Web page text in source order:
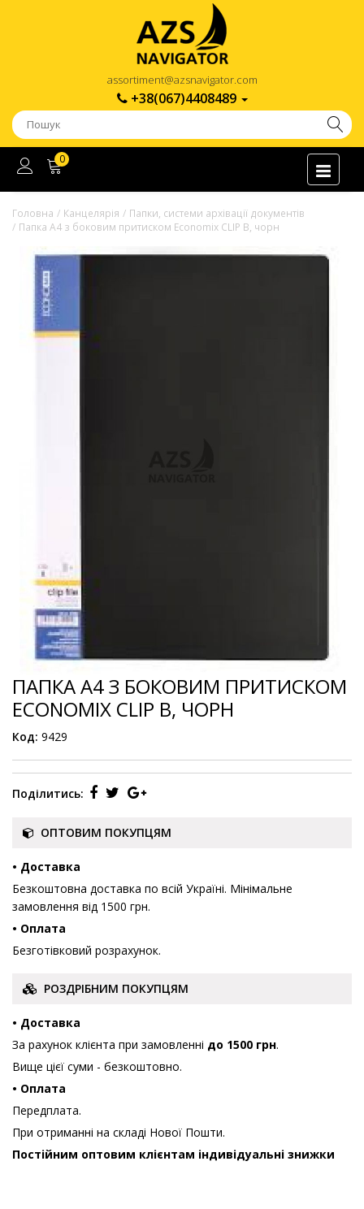
assortiment@azsnavigator.com
+38(067)4408489
0
Головна Канцелярія
Папки, системи архівації документів
Папка А4 з боковим притиском Economix CLIP В, чорн
ПАПКА А4 З БОКОВИМ ПРИТИСКОМ
ECONOMIX CLIP В, ЧОРН
Код: 9429
Поділитись:
ОПТОВИМ ПОКУПЦЯМ
• Доставка
Безкоштовна доставка по всій Україні. Мінімальне
замовлення від 1500 грн.
• Оплата
Безготівковий розрахунок.
РОЗДРІБНИМ ПОКУПЦЯМ
• Доставка
За рахунок клієнта при замовленні до 1500 грн.
Вище цієї суми - безкоштовно.
• Оплата
Передплата.
При отриманні на складі Нової Пошти.
Постійним оптовим клієнтам індивідуальні знижки